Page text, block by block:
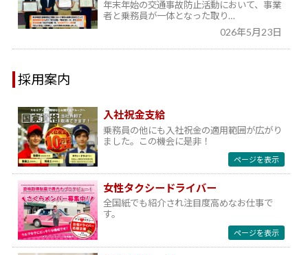
年末年始の交通事故防止活動において、事業
者と乗務員が一体となった取り…
026年5月23日
採用案内
入社祝金支給
乗務員の他にも入社祝金の適用範囲が広がり
ました。この機会に是非！
ページを表示
女性タクシードライバー
全国紙でも紹介され注目度高めなお仕事で
す。
ページを表示